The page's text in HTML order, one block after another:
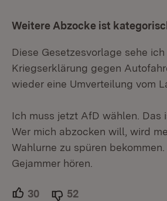
Weitere Abzocke ist
Diese Gesetzesvorlage sehe ich
Kriegserklärung gegen
wieder eine Umverteilung vom
Ich muss jetzt AfD wählen. Das
Wer mich abzocken will, wird
Wahlurne zu spüren
Gejammer hören.
30 Unterstützer.
52